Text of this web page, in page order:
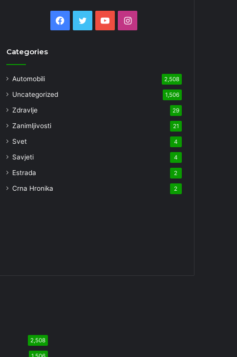
Facebook
TwitterYouTubeInstagram
Categories
Automobili 2,508
Uncategorized 1,506
Zdravlje 29
Zanimljivosti 21
Svet 4
Savjeti 4
Estrada 2
Crna Hronika 2
2,508